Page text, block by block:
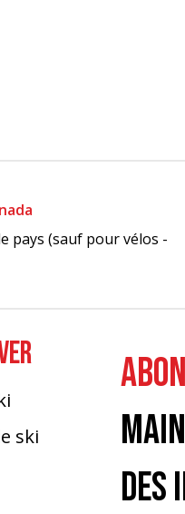
pays (sauf pour vélos -
ski
DES